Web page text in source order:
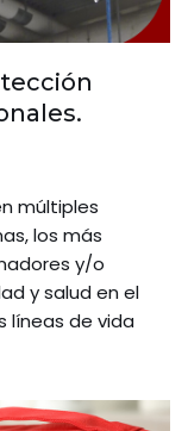
múltiples
los más
y/o
y salud en el
líneas de vida